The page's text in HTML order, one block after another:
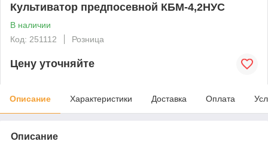
Культиватор предпосевной КБМ-4,2НУС
В наличии
Код: 251112
Розница
Цену уточняйте
Описание Характеристики Доставка Оплата
Описание